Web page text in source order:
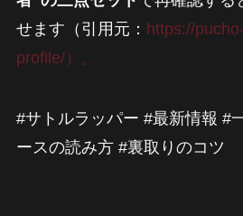
せます（引用元： https://
profile/）。
#サトルラッパー #最新情報 #
ースの読み方 #裏取りのコツ